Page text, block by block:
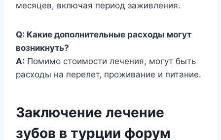
месяцев, включая период заживления.
Q: Какие дополнительные расходы могут
возникнуть?
A: Помимо стоимости лечения, могут быть
расходы на перелет, проживание и питание.
Заключение лечение
зубов в турции форум